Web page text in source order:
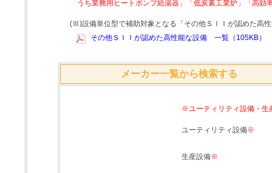
うち業務用ヒートポンプ給湯器」「低炭素工業炉」「高
(Ⅲ)設備単位型で補助対象となる「その他ＳＩＩが認めた高
その他ＳＩＩが認めた高性能な設備 一覧（105KB）
メーカー一覧から検索する
※ユーティリティ設備・生
ユーティリティ設備※
生産設備※